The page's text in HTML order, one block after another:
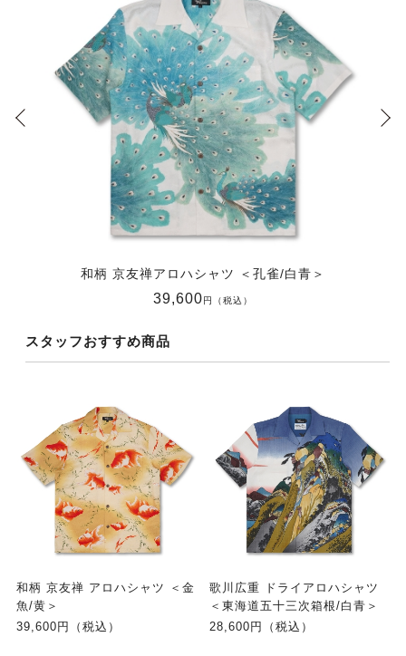
和柄 京友禅アロハシャツ ＜孔雀/白青＞
39,600円（税込）
スタッフおすすめ商品
和柄 京友禅 アロハシャツ ＜金
魚/黄＞
39,600円（税込）
歌川広重 ドライアロハシャツ
＜東海道五十三次箱根/白青＞
28,600円（税込）